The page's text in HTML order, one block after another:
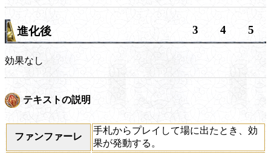
進化後 3 4 5
効果なし
テキストの説明
ファンファーレ
手札からプレイして場に出たとき、効
果が発動する。